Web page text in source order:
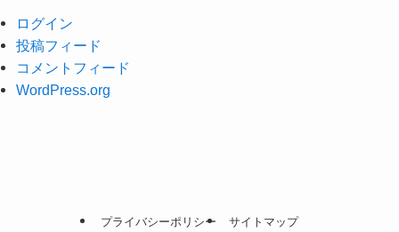
ログイン
投稿フィード
コメントフィード
WordPress.org
プライバシーポリシー サイトマップ